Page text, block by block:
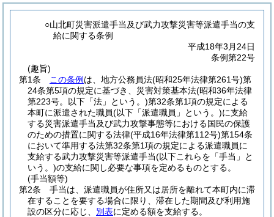
○山北町災害派遣手当及び武力攻撃災害等派遣手当の支
給に関する条例
平成18年3月24日
条例第22号
(趣旨)
第1条
この条例 は、地方公務員法(昭和25年法律第261号)第
24条第5項の規定に基づき、災害対策基本法(昭和36年法律
第223号。以下「法」という。)第32条第1項の規定による
本町に派遣された職員(以下「派遣職員」という。)に支給
する災害派遣手当及び武力攻撃事態等における国民の保護
のための措置に関する法律(平成16年法律第112号)第154条
において準用する法第32条第1項の規定による派遣職員に
支給する武力攻撃災害等派遣手当(以下これらを「手当」と
いう。)の支給に関し必要な事項を定めるものとする。
(手当額等)
第2条
手当は、派遣職員が住所又は居所を離れて本町内に滞
在することを要する場合に限り、滞在した期間及び利用施
設の区分に応じ、 別表に定める額を支給する。